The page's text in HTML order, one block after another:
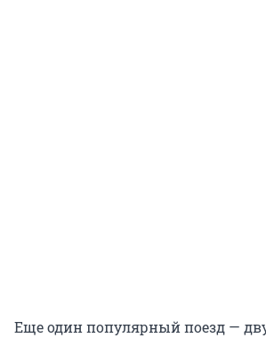
Еще один популярный поезд —